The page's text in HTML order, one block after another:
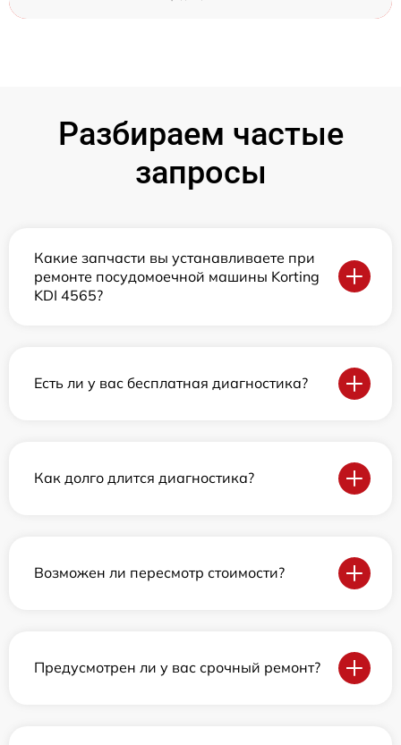
Разбираем частые
запросы
Какие запчасти вы устанавливаете при
ремонте посудомоечной машины Korting
KDI 4565?
Есть ли у вас бесплатная диагностика?
Как долго длится диагностика?
Возможен ли пересмотр стоимости?
Предусмотрен ли у вас срочный ремонт?